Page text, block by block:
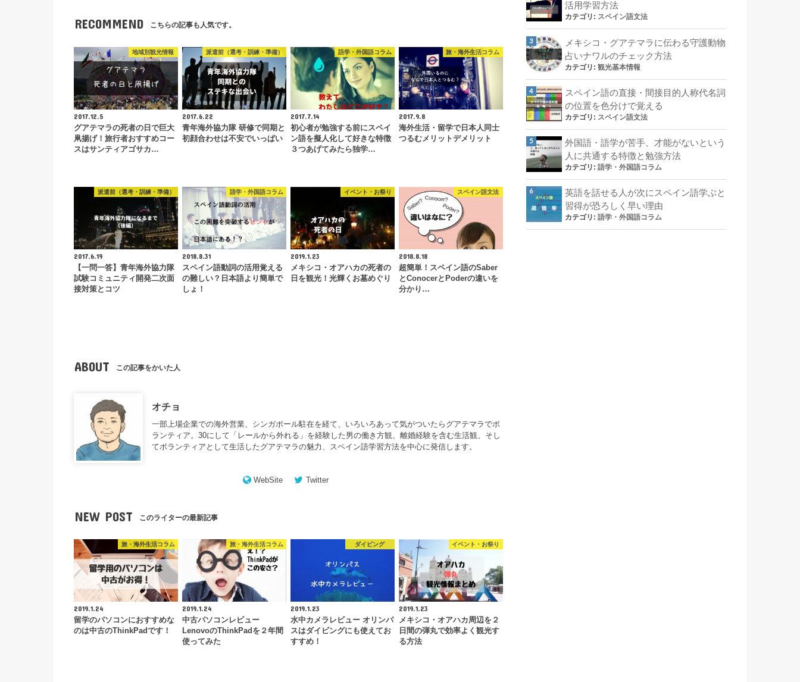
RECOMMEND こちらの記事も人気です。
地域別観光情報
2017.12.5
グアテマラの死者の日で巨大
凧揚げ！旅行者おすすめコー
スはサンティアゴサカ…
派遣前（選考・訓練・準備）
2017.6.22
青年海外協力隊 研修で同期と
初顔合わせは不安でいっぱい
語学・外国語コラム
2017.7.14
初心者が勉強する前にスペイ
ン語を擬人化して好きな特徴
３つあげてみたら独学…
旅・海外生活コラム
2017.9.8
海外生活・留学で日本人同士
つるむメリットデメリット
派遣前（選考・訓練・準備）
2017.6.19
【一問一答】青年海外協力隊
試験コミュニティ開発二次面
接対策とコツ
語学・外国語コラム
2018.8.31
スペイン語動詞の活用覚える
の難しい？日本語より簡単で
しょ！
イベント・お祭り
2019.1.23
メキシコ・オアハカの死者の
日を観光！光輝くお墓めぐり
スペイン語文法
2018.8.18
超簡単！スペイン語のSaber
とConocerとPoderの違いを
分かり…
ABOUT この記事をかいた人
オチョ
一部上場企業での海外営業、シンガポール駐在を経て、いろいろあって気がついたらグアテマラでボ
ランティア。30にして「レールから外れる」を経験した男の働き方観、離婚経験を含む生活観、そし
てボランティアとして生活したグアテマラの魅力、スペイン語学習方法を中心に発信します。
WebSite Twitter
NEW POST このライターの最新記事
旅・海外生活コラム
2019.1.24
留学のパソコンにおすすめな
のは中古のThinkPadです！
旅・海外生活コラム
2019.1.24
中古パソコンレビュー
LenovoのThinkPadを２年間
使ってみた
ダイビング
2019.1.23
水中カメラレビュー オリンパ
スはダイビングにも使えてお
すすめ！
イベント・お祭り
2019.1.23
メキシコ・オアハカ周辺を２
日間の弾丸で効率よく観光す
る方法
活用学習方法
カテゴリ: スペイン語文法
メキシコ・グアテマラに伝わる守護動物
占いナワルのチェック方法
カテゴリ: 観光基本情報
スペイン語の直接・間接目的人称代名詞
の位置を色分けで覚える
カテゴリ: スペイン語文法
外国語・語学が苦手、才能がないという
人に共通する特徴と勉強方法
カテゴリ: 語学・外国語コラム
英語を話せる人が次にスペイン語学ぶと
習得が恐ろしく早い理由
カテゴリ: 語学・外国語コラム